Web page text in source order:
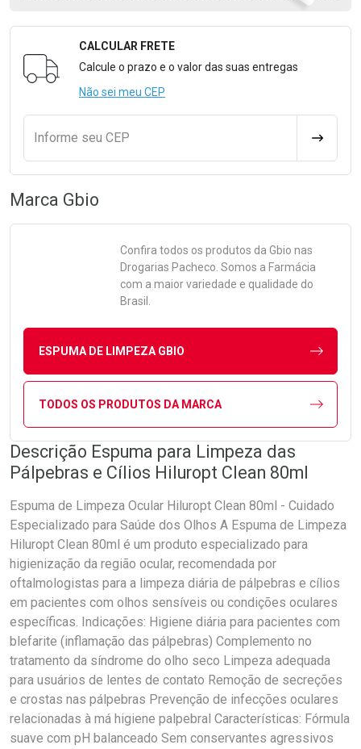
Formulário para Calcular o Frete
CALCULAR FRETE
Calcule o prazo e o valor das suas entregas
Não sei meu CEP
Informe seu CEP
Marca Gbio
Confira todos os produtos da Gbio nas
Drogarias Pacheco. Somos a Farmácia
com a maior variedade e qualidade do
Brasil.
ESPUMA DE LIMPEZA GBIO
TODOS OS PRODUTOS DA MARCA
Descrição Espuma para Limpeza das
Pálpebras e Cílios Hiluropt Clean 80ml
Espuma de Limpeza Ocular Hiluropt Clean 80ml - Cuidado
Especializado para Saúde dos Olhos A Espuma de Limpeza
Hiluropt Clean 80ml é um produto especializado para
higienização da região ocular, recomendada por
oftalmologistas para a limpeza diária de pálpebras e cílios
em pacientes com olhos sensíveis ou condições oculares
específicas. Indicações: Higiene diária para pacientes com
blefarite (inflamação das pálpebras) Complemento no
tratamento da síndrome do olho seco Limpeza adequada
para usuários de lentes de contato Remoção de secreções
e crostas nas pálpebras Prevenção de infecções oculares
relacionadas à má higiene palpebral Características: Fórmula
suave com pH balanceado Sem conservantes agressivos